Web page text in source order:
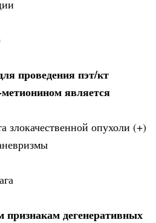
проведения пэт/кт
является
злокачественной опухоли (+)
дегенеративных